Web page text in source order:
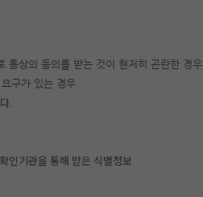
통상의 동의를 받는 것이 현저히 곤란한 경우
구가 있는 경우
.
인기관을 통해 받은 식별정보